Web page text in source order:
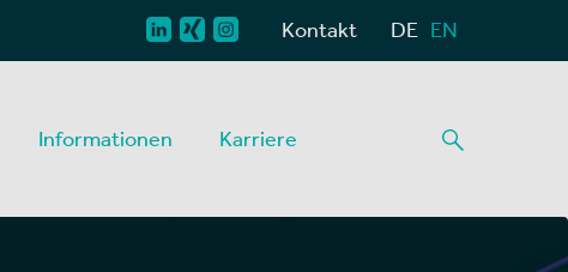
Kontakt DE EN
Informationen Karriere